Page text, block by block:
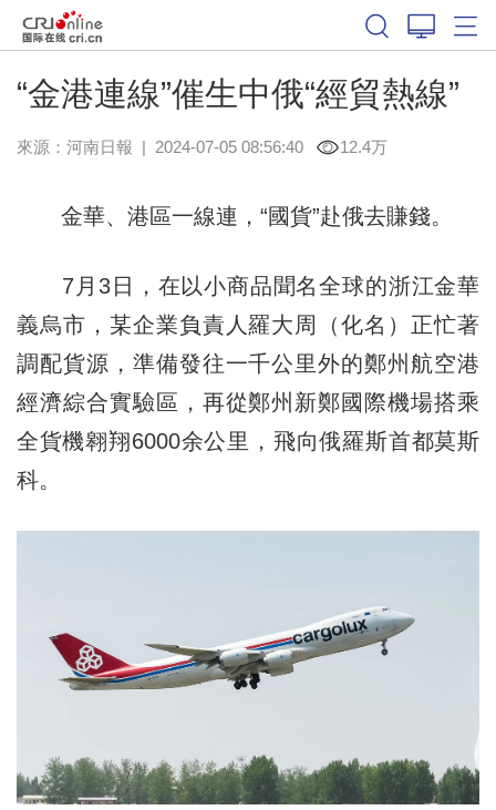
“金港連線”催生中俄“經貿熱線”
來源： 河南日報 | 2024-07-05 08:56:40 12.4万
金華、港區一線連，“國貨”赴俄去賺錢。
7月3日，在以小商品聞名全球的浙江金華
義烏市，某企業負責人羅大周（化名）正忙著
調配貨源，準備發往一千公里外的鄭州航空港
經濟綜合實驗區，再從鄭州新鄭國際機場搭乘
全貨機翱翔6000余公里，飛向俄羅斯首都莫斯
科。